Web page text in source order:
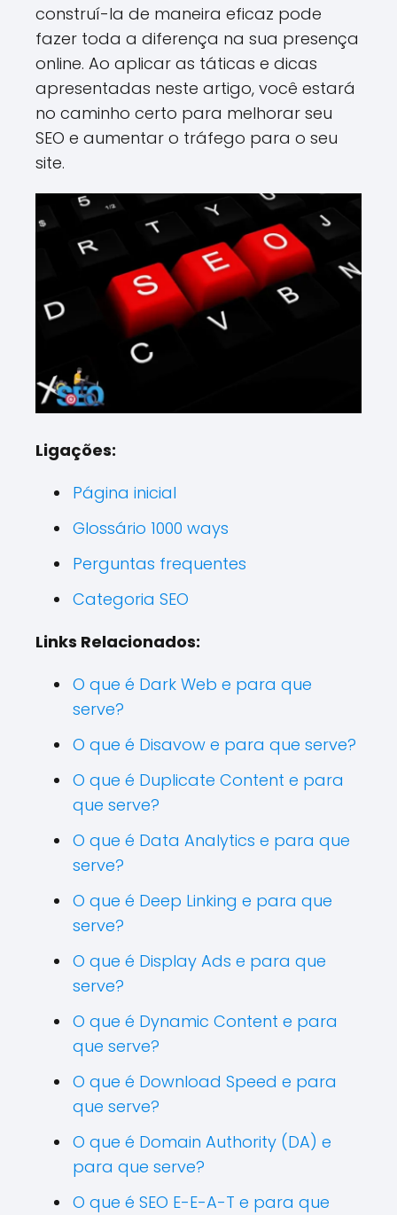
construí-la de maneira eficaz pode
fazer toda a diferença na sua presença
online. Ao aplicar as táticas e dicas
apresentadas neste artigo, você estará
no caminho certo para melhorar seu
SEO e aumentar o tráfego para o seu
site.
Ligações:
Página inicial
Glossário 1000 ways
Perguntas frequentes
Categoria SEO
Links Relacionados:
O que é Dark Web e para que
serve?
O que é Disavow e para que serve?
O que é Duplicate Content e para
que serve?
O que é Data Analytics e para que
serve?
O que é Deep Linking e para que
serve?
O que é Display Ads e para que
serve?
O que é Dynamic Content e para
que serve?
O que é Download Speed e para
que serve?
O que é Domain Authority (DA) e
para que serve?
O que é SEO E-E-A-T e para que